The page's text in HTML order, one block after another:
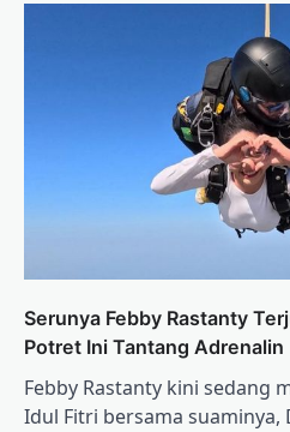
Serunya Febby Rastanty
Potret Ini Tantang Adrenalin
Febby Rastanty kini sedang
Idul Fitri bersama suaminya,